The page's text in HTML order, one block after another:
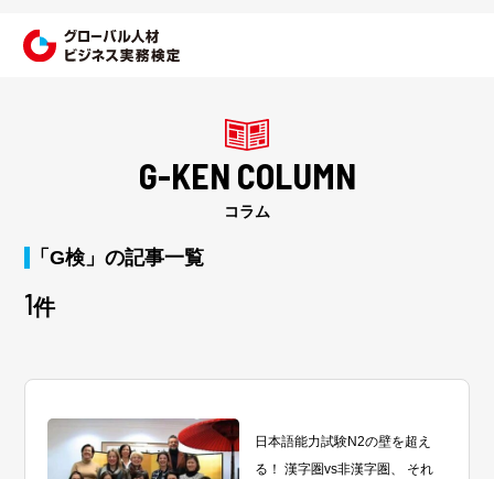
G-KEN COLUMN
コラム
「G検」の記事一覧
1件
日本語能力試験N2の壁を超え
る！ 漢字圏vs非漢字圏、 それ